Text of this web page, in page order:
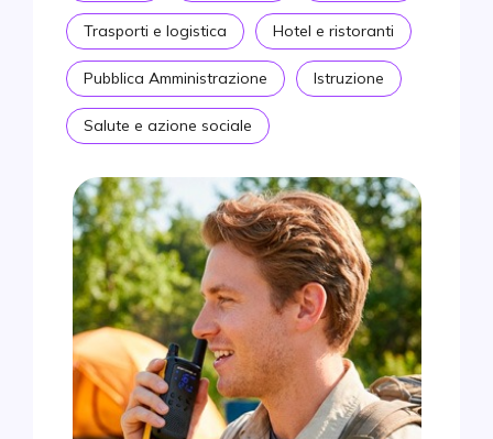
Trasporti e logistica Hotel e ristoranti
Pubblica Amministrazione Istruzione
Salute e azione sociale